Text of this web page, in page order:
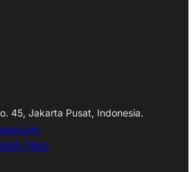
45, Jakarta Pusat, Indonesia.
7890